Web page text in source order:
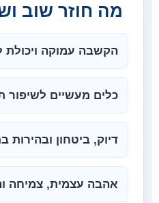
מאמרים
מה חוזר שוב
הקשבה עמוקה ויכולת
כלים מעשיים לשיפור
דיוק, ביטחון ובהירות
אהבה עצמית, צמיחה